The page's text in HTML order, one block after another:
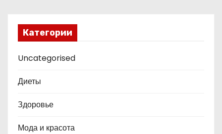
Категории
Uncategorised
Диеты
Здоровье
Мода и красота